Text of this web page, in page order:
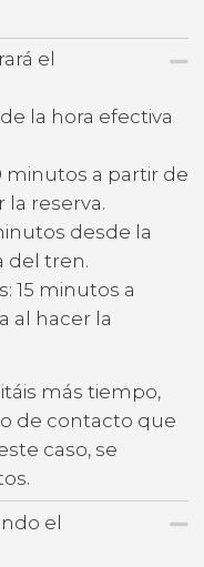
el
la hora efectiva
minutos a partir de
la reserva.
desde la
del tren.
15 minutos a
al hacer la
más tiempo,
de contacto que
caso, se
el